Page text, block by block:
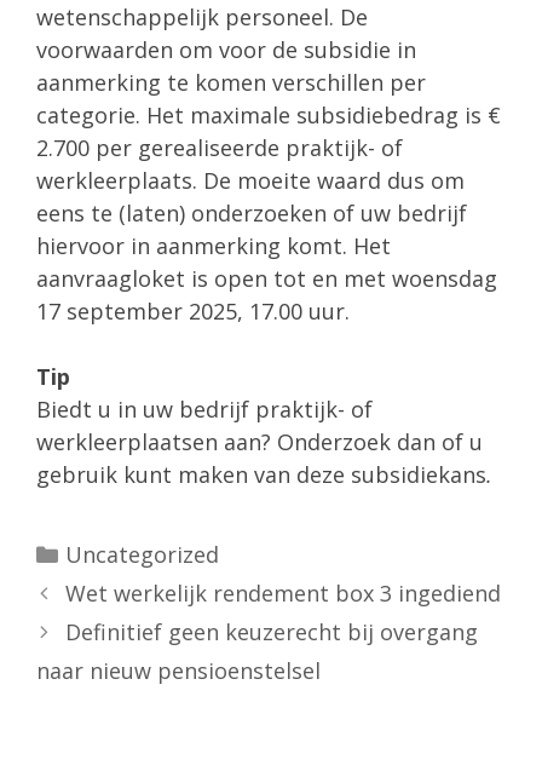
wetenschappelijk personeel. De
voorwaarden om voor de subsidie in
aanmerking te komen verschillen per
categorie. Het maximale subsidiebedrag is €
2.700 per gerealiseerde praktijk- of
werkleerplaats. De moeite waard dus om
eens te (laten) onderzoeken of uw bedrijf
hiervoor in aanmerking komt. Het
aanvraagloket is open tot en met woensdag
17 september 2025, 17.00 uur.
Tip
Biedt u in uw bedrijf praktijk- of
werkleerplaatsen aan? Onderzoek dan of u
gebruik kunt maken van deze subsidiekans.
Categorieën
Uncategorized
Wet werkelijk rendement box 3 ingediend
Definitief geen keuzerecht bij overgang
naar nieuw pensioenstelsel